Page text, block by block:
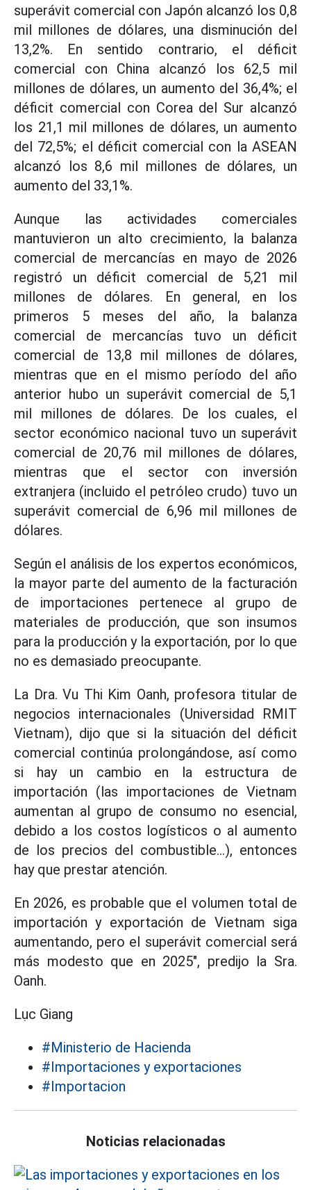
superávit comercial con Japón alcanzó los 0,8
mil millones de dólares, una disminución del
13,2%. En sentido contrario, el déficit
comercial con China alcanzó los 62,5 mil
millones de dólares, un aumento del 36,4%; el
déficit comercial con Corea del Sur alcanzó
los 21,1 mil millones de dólares, un aumento
del 72,5%; el déficit comercial con la ASEAN
alcanzó los 8,6 mil millones de dólares, un
aumento del 33,1%.
Aunque las actividades comerciales
mantuvieron un alto crecimiento, la balanza
comercial de mercancías en mayo de 2026
registró un déficit comercial de 5,21 mil
millones de dólares. En general, en los
primeros 5 meses del año, la balanza
comercial de mercancías tuvo un déficit
comercial de 13,8 mil millones de dólares,
mientras que en el mismo período del año
anterior hubo un superávit comercial de 5,1
mil millones de dólares. De los cuales, el
sector económico nacional tuvo un superávit
comercial de 20,76 mil millones de dólares,
mientras que el sector con inversión
extranjera (incluido el petróleo crudo) tuvo un
superávit comercial de 6,96 mil millones de
dólares.
Según el análisis de los expertos económicos,
la mayor parte del aumento de la facturación
de importaciones pertenece al grupo de
materiales de producción, que son insumos
para la producción y la exportación, por lo que
no es demasiado preocupante.
La Dra. Vu Thi Kim Oanh, profesora titular de
negocios internacionales (Universidad RMIT
Vietnam), dijo que si la situación del déficit
comercial continúa prolongándose, así como
si hay un cambio en la estructura de
importación (las importaciones de Vietnam
aumentan al grupo de consumo no esencial,
debido a los costos logísticos o al aumento
de los precios del combustible...), entonces
hay que prestar atención.
En 2026, es probable que el volumen total de
importación y exportación de Vietnam siga
aumentando, pero el superávit comercial será
más modesto que en 2025", predijo la Sra.
Oanh.
Lục Giang
#Ministerio de Hacienda
#Importaciones y exportaciones
#Importacion
Noticias relacionadas